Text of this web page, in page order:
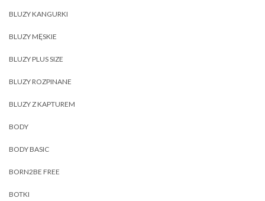
BLUZY KANGURKI
BLUZY MĘSKIE
BLUZY PLUS SIZE
BLUZY ROZPINANE
BLUZY Z KAPTUREM
BODY
BODY BASIC
BORN2BE FREE
BOTKI